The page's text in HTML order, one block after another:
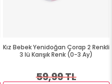
Kız Bebek Yenidoğan Çorap 2 Renkli
3 lü Karışık Renk (0-3 Ay)
59,99 TL